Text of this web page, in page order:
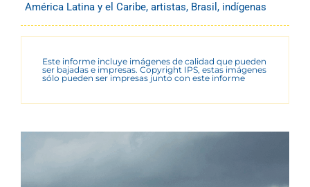
América Latina y el Caribe, artistas, Brasil , indígenas
Este informe incluye imágenes de calidad que pueden
ser bajadas e impresas. Copyright IPS, estas imágenes
sólo pueden ser impresas junto con este informe